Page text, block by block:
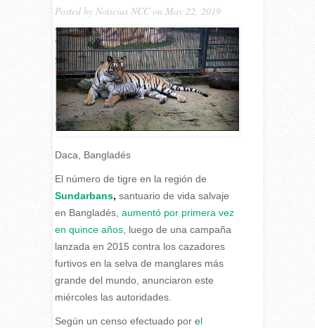
Posted by Noticias NCCon May 22, 2019
Daca, Bangladés
El número de tigre en la región de
Sundarbans, santuario de vida salvaje
en Bangladés, aumentó por primera vez
en quince años, luego de una campaña
lanzada en 2015 contra los cazadores
furtivos en la selva de manglares más
grande del mundo, anunciaron este
miércoles las autoridades.
Según un censo efectuado por el